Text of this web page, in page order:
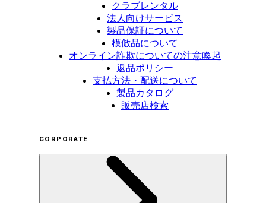
クラブレンタル
法人向けサービス
製品保証について
模倣品について
オンライン詐欺についての注意喚起
返品ポリシー
支払方法・配送について
製品カタログ
販売店検索
CORPORATE